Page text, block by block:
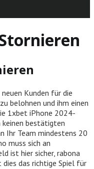
Kunden für die
belohnen und ihm einen
1xbet iPhone 2024-
keinen bestätigten
Ihr Team mindestens 20
muss sich an
ist hier sicher, rabona
das richtige Spiel für